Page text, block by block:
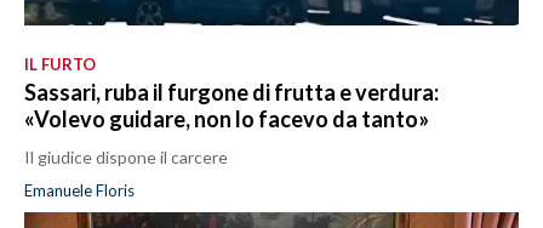
IL FURTO
Sassari, ruba il furgone di frutta e verdura:
«Volevo guidare, non lo facevo da tanto»
Il giudice dispone il carcere
Emanuele Floris